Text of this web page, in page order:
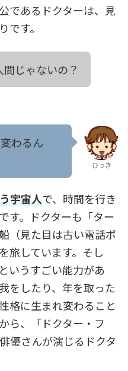
であるドクターは、見
です。
間じゃないの？
わるん
ひっき
宇宙人で、時間を行き
す。ドクターも「ター
（見た目は古い電話ボ
旅しています。そし
いうすごい能力があ
をしたり、年を取った
格に生まれ変わること
ら、「ドクター・フ
優さんが演じるドクタ